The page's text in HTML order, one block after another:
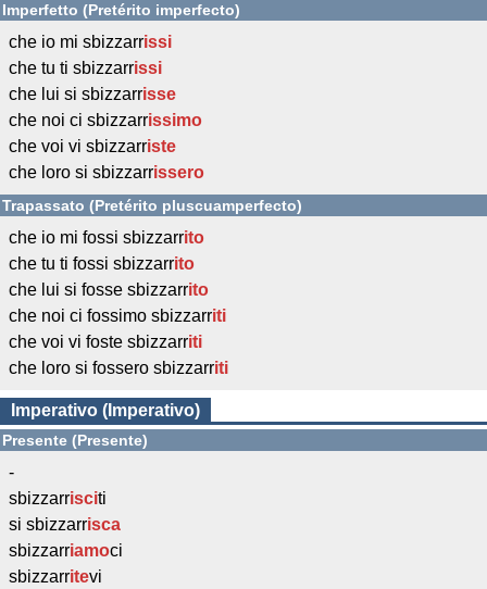
Imperfetto (Pretérito imperfecto)
che io mi sbizzarrissi
che tu ti sbizzarrissi
che lui si sbizzarrisse
che noi ci sbizzarrissimo
che voi vi sbizzarriste
che loro si sbizzarrissero
Trapassato (Pretérito pluscuamperfecto)
che io mi fossi sbizzarrito
che tu ti fossi sbizzarrito
che lui si fosse sbizzarrito
che noi ci fossimo sbizzarriti
che voi vi foste sbizzarriti
che loro si fossero sbizzarriti
Imperativo (Imperativo)
Presente (Presente)
-
sbizzarrisciti
si sbizzarrisca
sbizzarriamoci
sbizzarritevi